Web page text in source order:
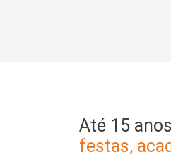
Até 15
festas,